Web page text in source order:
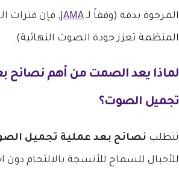
المرجوة بدقة (وفقاً لـ JAMA , فإن فترات
المنظمة تعزز جودة الصوت النهائية).
لماذا يعد الصمت من أهم نصائح
تجميل الصوت؟
تتطلب نصائح بعد عملية تجميل
للأحبال للسماح للأنسجة بالالتحام دون